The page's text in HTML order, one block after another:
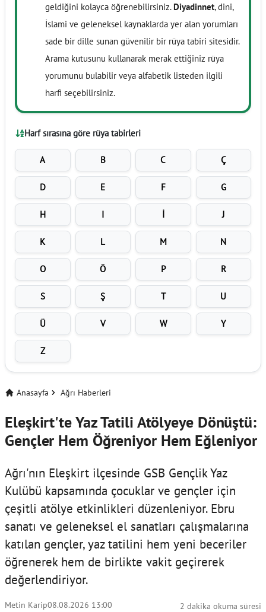
geldiğini kolayca öğrenebilirsiniz. Diyadinnet, dini,
İslami ve geleneksel kaynaklarda yer alan yorumları
sade bir dille sunan güvenilir bir rüya tabiri sitesidir.
Arama kutusunu kullanarak merak ettiğiniz rüya
yorumunu bulabilir veya alfabetik listeden ilgili
harfi seçebilirsiniz.
Harf sırasına göre rüya tabirleri
A B C Ç
D E F G
H I İ J
K L M N
O Ö P R
S Ş T U
Ü V W Y
Z
Anasayfa Ağrı Haberleri
Eleşkirt'te Yaz Tatili Atölyeye Dönüştü:
Gençler Hem Öğreniyor Hem Eğleniyor
Ağrı'nın Eleşkirt ilçesinde GSB Gençlik Yaz
Kulübü kapsamında çocuklar ve gençler için
çeşitli atölye etkinlikleri düzenleniyor. Ebru
sanatı ve geleneksel el sanatları çalışmalarına
katılan gençler, yaz tatilini hem yeni beceriler
öğrenerek hem de birlikte vakit geçirerek
değerlendiriyor.
Metin Karip08.08.2026 13:00 2 dakika okuma süresi